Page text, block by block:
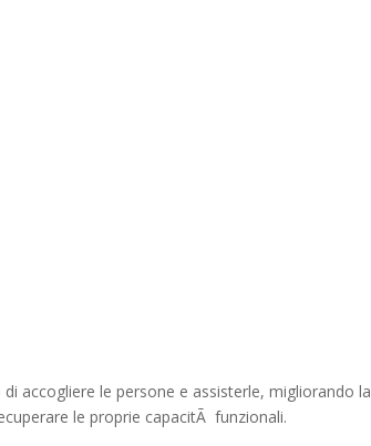
accogliere le persone e assisterle, migliorando la
le proprie capacitÃ funzionali.